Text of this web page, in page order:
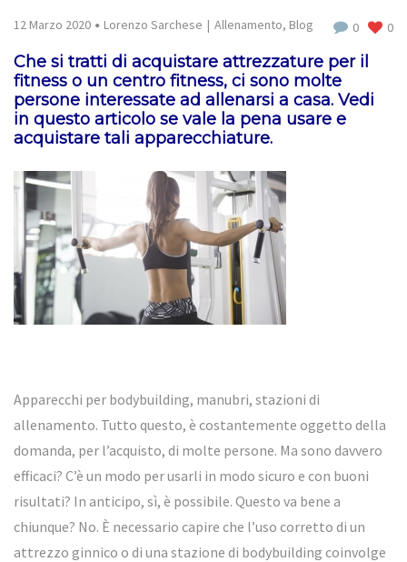
12 Marzo 2020 Lorenzo Sarchese Allenamento, Blog 0 0
Che si tratti di acquistare attrezzature per il
fitness o un centro fitness, ci sono molte
persone interessate ad allenarsi a casa. Vedi
in questo articolo se vale la pena usare e
acquistare tali apparecchiature.
Apparecchi per bodybuilding, manubri, stazioni di
allenamento. Tutto questo, è costantemente oggetto della
domanda, per l’acquisto, di molte persone. Ma sono davvero
efficaci? C’è un modo per usarli in modo sicuro e con buoni
risultati? In anticipo, sì, è possibile. Questo va bene a
chiunque? No. È necessario capire che l’uso corretto di un
attrezzo ginnico o di una stazione di bodybuilding coinvolge